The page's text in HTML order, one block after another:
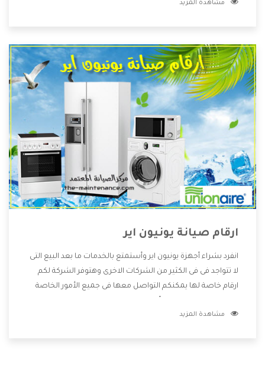
الشركة بها والتى تكون منها خدمة الصيانة التى تكون من أهم
وأقوى الأسعار التى تكون مناسبة لكثير من العملاء
مشاهدة المزيد
ارقام صيانة يونيون اير
انفرد بشراء أجهزة يونيون اير وأستمتع بالخدمات ما بعد البيع التى
لا تتواجد فى فى الكثير من الشركات الاخرى وهتوفر الشركة لكم
ارقام خاصة لها يمكنكم التواصل معها فى جميع الأمور الخاصة
من خلال العروض والخصومات التى تتقدم لكم .
مشاهدة المزيد